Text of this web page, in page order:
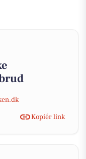
Kopiér link